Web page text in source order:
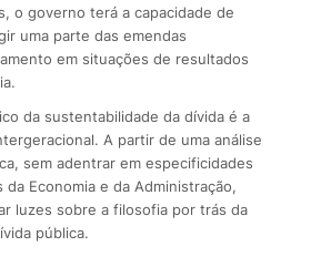
o governo terá a capacidade de
uma parte das emendas
em situações de resultados
da sustentabilidade da dívida é a
A partir de uma análise
sem adentrar em especificidades
Economia e da Administração,
luzes sobre a filosofia por trás da
pública.